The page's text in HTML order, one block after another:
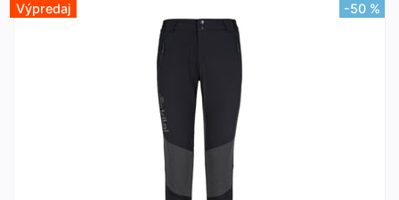
Výpredaj -50 %